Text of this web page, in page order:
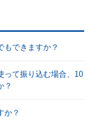
もできますか？
って振り込む場合、10
？
か？